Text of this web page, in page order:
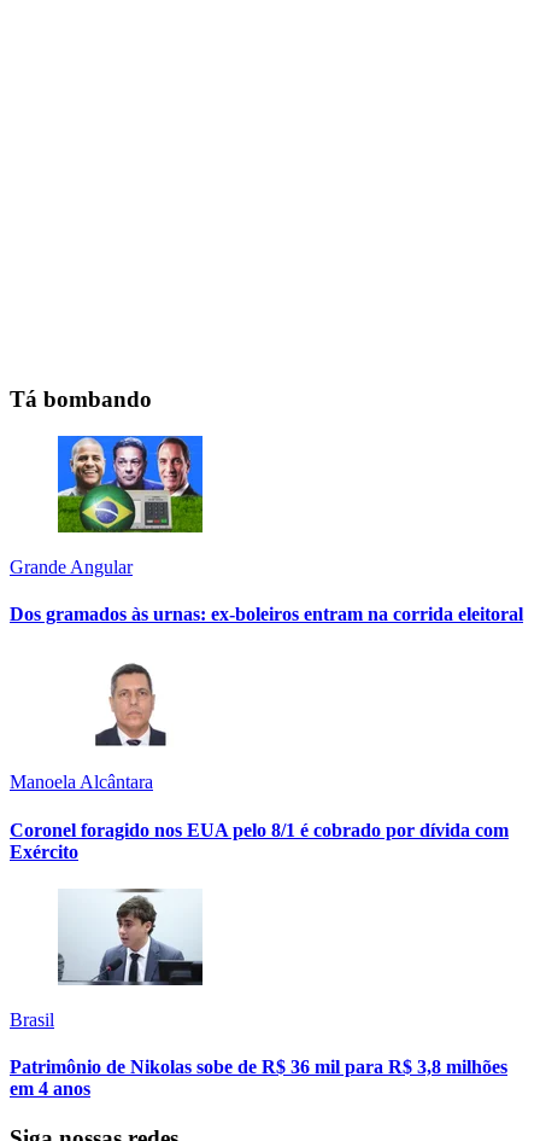
Tá bombando
Grande Angular
Dos gramados às urnas: ex-boleiros entram na corrida eleitoral
Manoela Alcântara
Coronel foragido nos EUA pelo 8/1 é cobrado por dívida com
Exército
Brasil
Patrimônio de Nikolas sobe de R$ 36 mil para R$ 3,8 milhões
em 4 anos